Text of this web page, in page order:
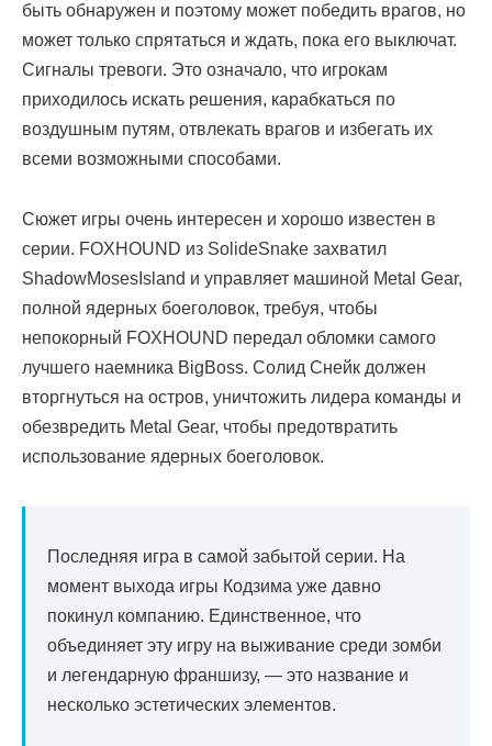
быть обнаружен и поэтому может победить врагов, но
может только спрятаться и ждать, пока его выключат.
Сигналы тревоги. Это означало, что игрокам
приходилось искать решения, карабкаться по
воздушным путям, отвлекать врагов и избегать их
всеми возможными способами.
Сюжет игры очень интересен и хорошо известен в
серии. FOXHOUND из SolideSnake захватил
ShadowMosesIsland и управляет машиной Metal Gear,
полной ядерных боеголовок, требуя, чтобы
непокорный FOXHOUND передал обломки самого
лучшего наемника BigBoss. Солид Снейк должен
вторгнуться на остров, уничтожить лидера команды и
обезвредить Metal Gear, чтобы предотвратить
использование ядерных боеголовок.
Последняя игра в самой забытой серии. На
момент выхода игры Кодзима уже давно
покинул компанию. Единственное, что
объединяет эту игру на выживание среди зомби
и легендарную франшизу, — это название и
несколько эстетических элементов.